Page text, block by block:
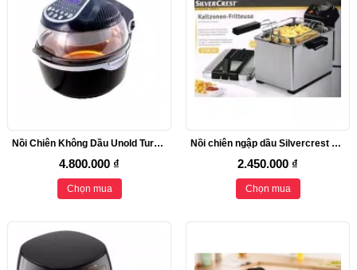
Nồi Chiên Không Dầu Unold Turbo 10L
4.800.000 ₫
Chọn mua
Nồi chiên ngập dầu Silvercrest SEF 2100 A1
2.450.000 ₫
Chọn mua